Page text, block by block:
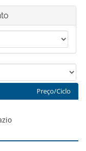
Preço/Ciclo